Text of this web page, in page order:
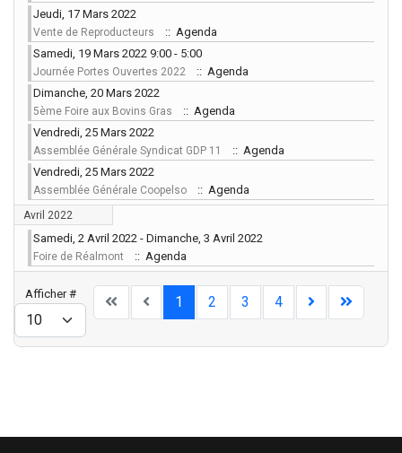
Jeudi, 17 Mars 2022
Vente de Reproducteurs
:: Agenda
Samedi, 19 Mars 2022 9:00 - 5:00
Journée Portes Ouvertes 2022
:: Agenda
Dimanche, 20 Mars 2022
5ème Foire aux Bovins Gras
:: Agenda
Vendredi, 25 Mars 2022
Assemblée Générale Syndicat GDP 11
:: Agenda
Vendredi, 25 Mars 2022
Assemblée Générale Coopelso :: Agenda
Avril 2022
Samedi, 2 Avril 2022 - Dimanche, 3 Avril 2022
Foire de Réalmont :: Agenda
Limite de la pagination
Afficher # 1 2 3 4